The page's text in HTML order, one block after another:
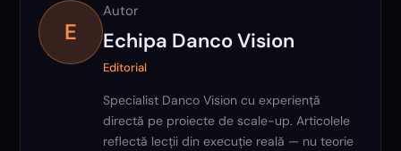
E
Autor
Echipa Danco Vision
Editorial
Specialist Danco Vision cu experiență
directă pe proiecte de scale-up. Articolele
reflectă lecții din execuție reală — nu teorie